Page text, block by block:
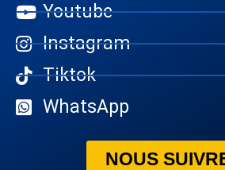
Youtube
Instagram
Tiktok
WhatsApp
NOUS